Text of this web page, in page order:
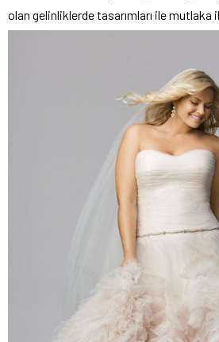
olan gelinliklerde tasarımları ile